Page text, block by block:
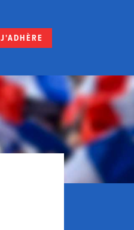
J'ADHÈRE